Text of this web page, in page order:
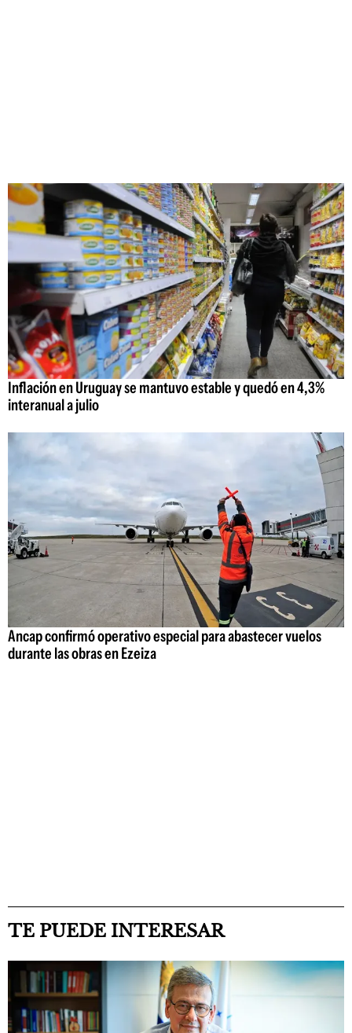
Inflación en Uruguay se mantuvo estable y quedó en 4,3%
interanual a julio
Ancap confirmó operativo especial para abastecer vuelos
durante las obras en Ezeiza
TE PUEDE INTERESAR